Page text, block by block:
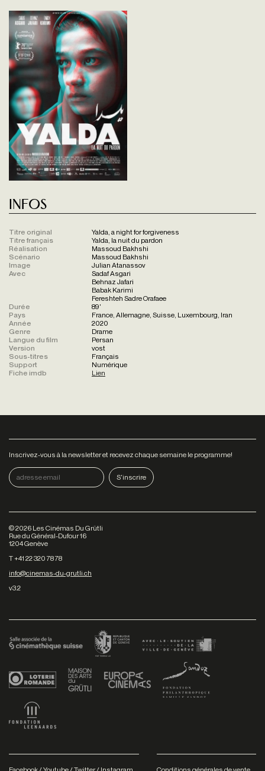
Infos
Titre original
Yalda, a night for forgiveness
Titre français
Yalda, la nuit du pardon
Réalisation
Massoud Bakhshi
Scénario
Massoud Bakhshi
Image
Julian Atanassov
Avec
Sadaf Asgari
Behnaz Jafari
Babak Karimi
Fereshteh Sadre Orafaee
Durée
89'
Pays
France, Allemagne, Suisse, Luxembourg, Iran
Année
2020
Genre
Drame
Langue du film
Persan
Version
vost
Sous-titres
Français
Support
Numérique
Fiche imdb
Lien
Inscrivez-vous à la newsletter et recevez chaque semaine le programme!
©2026 Les Cinémas Du Grütli
Rue du Général-Dufour 16
1204 Genève
T +41 22 320 78 78
info@cinemas-du-grutli.ch
v3.2